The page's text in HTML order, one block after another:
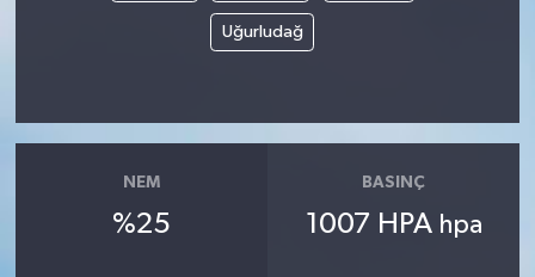
Uğurludağ
NEM
%25
BASINÇ
1007 HPA hpa